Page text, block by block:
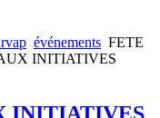
événements FETE
INITIATIVES